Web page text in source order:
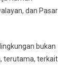
dan Pasar
bukan
terutama, terkait